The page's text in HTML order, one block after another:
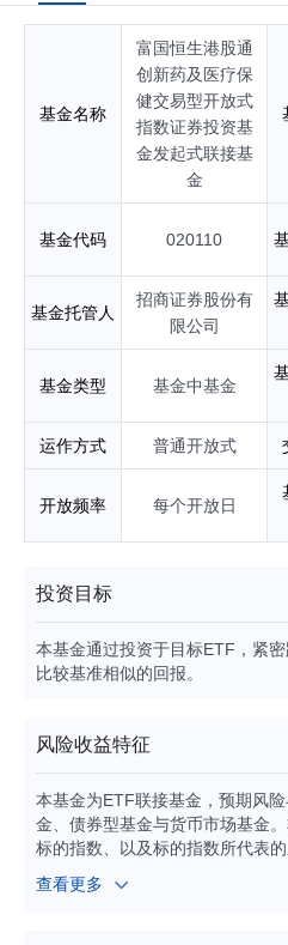
指数证券投资基金基金经理；自
通消费主题交易型开放式指数证
年06月起任富国恒指港股通交易
金经理；自2025年07月起任富
指数证券投资基金基金经理；自
通汽车主题交易型开放式指数证
金经理；自2025年08月起任富国
证港股通科技交易型开放式指数
基金经理；具有基金从业资格。
基金名称
富国恒生港股通
创新药及医疗保
健交易型开放式
指数证券投资基
金发起式联接基
金
基金代码 020110
基金托管人
招商证券股份有
限公司
基金类型 基金中基金
运作方式 普通开放式
开放频率 每个开放日
投资目标
本基金通过投资于目标ETF，紧
比较基准相似的回报。
风险收益特征
本基金为ETF联接基金，预期风
金、债券型基金与货币市场基金
标的指数、以及标的指数所代表
征。本基金投资港股通标的股票
资环境、投资标的、市场制度以
查看更多